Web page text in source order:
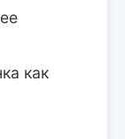
как